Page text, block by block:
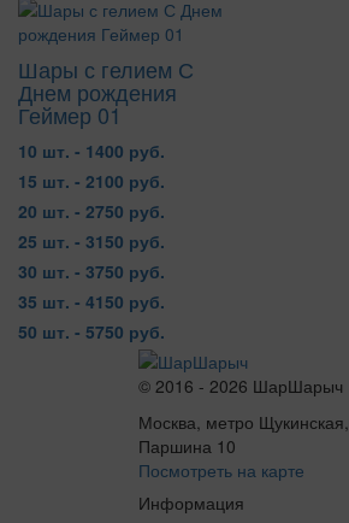
Шары с гелием С
Днем рождения
Геймер 01
10 шт. - 1400 руб.
15 шт. - 2100 руб.
20 шт. - 2750 руб.
25 шт. - 3150 руб.
30 шт. - 3750 руб.
35 шт. - 4150 руб.
50 шт. - 5750 руб.
© 2016 - 2026 ШарШарыч
Москва, метро Щукинская,
Паршина 10
Посмотреть на карте
Информация